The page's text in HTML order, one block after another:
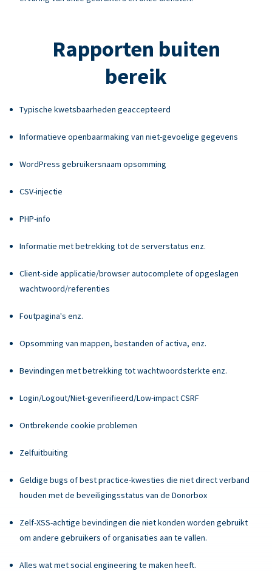
Rapporten buiten
bereik
Typische kwetsbaarheden geaccepteerd
Informatieve openbaarmaking van niet-gevoelige gegevens
WordPress gebruikersnaam opsomming
CSV-injectie
PHP-info
Informatie met betrekking tot de serverstatus enz.
Client-side applicatie/browser autocomplete of opgeslagen
wachtwoord/referenties
Foutpagina's enz.
Opsomming van mappen, bestanden of activa, enz.
Bevindingen met betrekking tot wachtwoordsterkte enz.
Login/Logout/Niet-geverifieerd/Low-impact CSRF
Ontbrekende cookie problemen
Zelfuitbuiting
Geldige bugs of best practice-kwesties die niet direct verband
houden met de beveiligingsstatus van de Donorbox
Zelf-XSS-achtige bevindingen die niet konden worden gebruikt
om andere gebruikers of organisaties aan te vallen.
Alles wat met social engineering te maken heeft.